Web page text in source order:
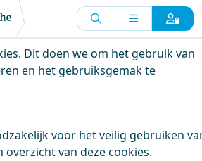
maakt gebruik van
Dit doen we om het gebruik van
en het gebruiksgemak te
voor het veilig gebruiken
van deze cookies.